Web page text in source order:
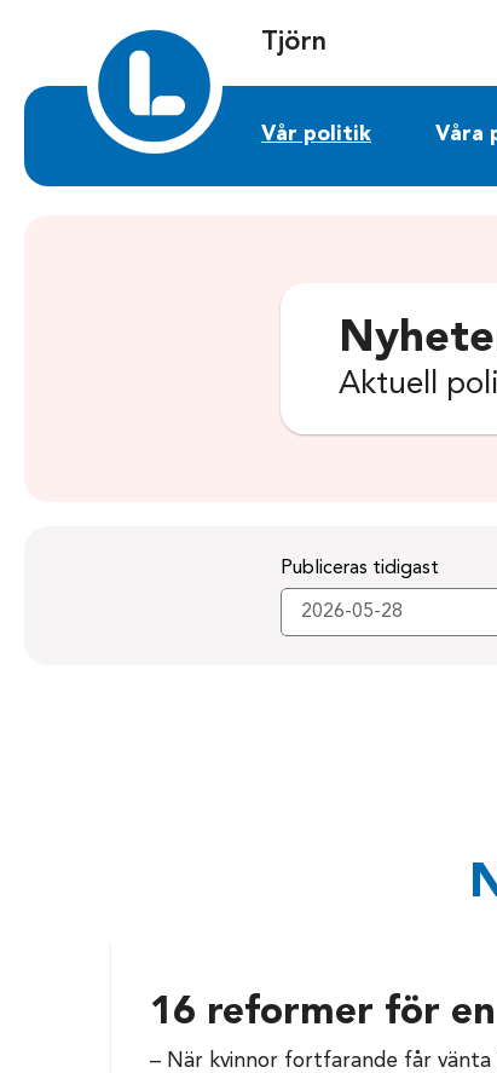
Tjörn
Vår politik Våra
Aktuell
Publiceras tidigast
16 reformer för
– När kvinnor fortfarande får